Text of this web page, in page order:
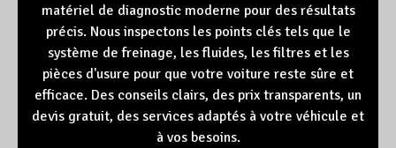
matériel de diagnostic moderne pour des résultats
précis. Nous inspectons les points clés tels que le
système de freinage, les fluides, les filtres et les
pièces d'usure pour que votre voiture reste sûre et
efficace. Des conseils clairs, des prix transparents, un
devis gratuit, des services adaptés à votre véhicule et
à vos besoins.